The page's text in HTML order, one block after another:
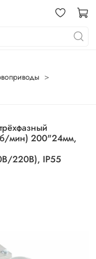
мин) 200"24мм,
220В), IP55